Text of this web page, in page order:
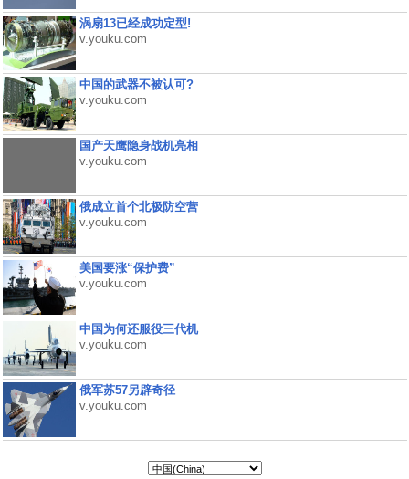
涡扇13已经成功定型!
v.youku.com
中国的武器不被认可?
v.youku.com
国产天鹰隐身战机亮相
v.youku.com
俄成立首个北极防空营
v.youku.com
美国要涨“保护费”
v.youku.com
中国为何还服役三代机
v.youku.com
俄军苏57另辟奇径
v.youku.com